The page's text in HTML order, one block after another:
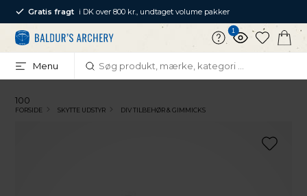
Gratis fragt i DK over 800 kr., undtaget volume pakker
1
Menu
100
FORSIDE SKYTTE UDSTYR DIV TILBEHØR & GIMMICKS